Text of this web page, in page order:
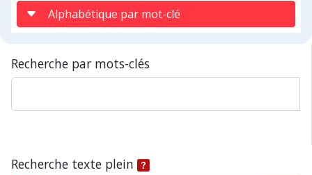
Alphabétique par mot-clé
Recherche par mots-clés
Recherche texte plein